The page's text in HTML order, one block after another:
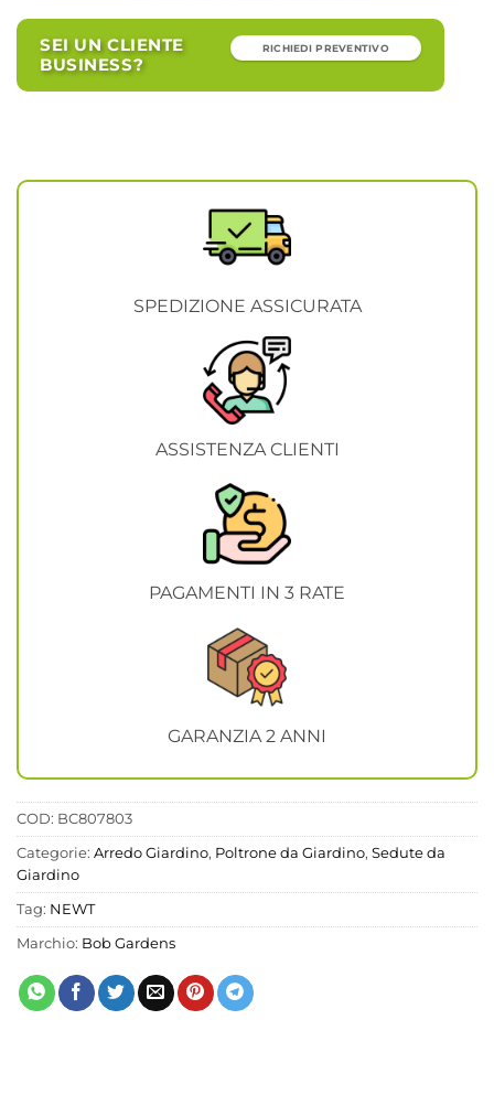
SEI UN CLIENTE
BUSINESS?
RICHIEDI PREVENTIVO
SPEDIZIONE ASSICURATA
ASSISTENZA CLIENTI
PAGAMENTI IN 3 RATE
GARANZIA 2 ANNI
COD: BC807803
Categorie: Arredo Giardino, Poltrone da Giardino, Sedute da
Giardino
Tag: NEWT
Marchio: Bob Gardens